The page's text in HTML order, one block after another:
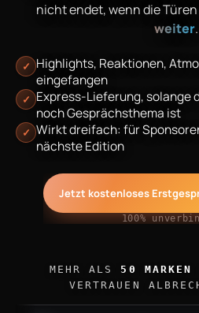
nicht endet, wenn die
weiter.
✓ Highlights, Reaktionen,
eingefangen
✓ Express-Lieferung, solange
noch Gesprächsthema ist
✓ Wirkt dreifach: für
nächste Edition
Jetzt kostenloses
100%
MEHR ALS 50 MARKEN
VERTRAUEN